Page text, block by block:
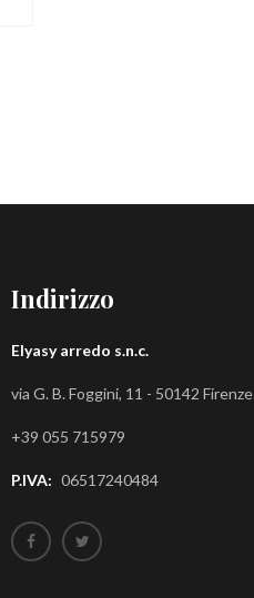
Indirizzo
Elyasy arredo s.n.c.
via G. B. Foggini, 11 - 50142 Firenze
+39 055 715979
P.IVA: 06517240484